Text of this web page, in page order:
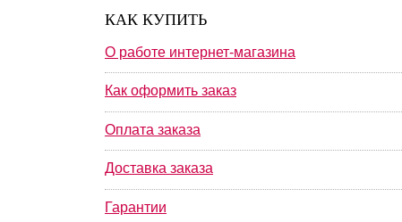
КАК КУПИТЬ
О работе интернет-магазина
Как оформить заказ
Оплата заказа
Доставка заказа
Гарантии